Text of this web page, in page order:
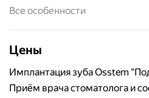
лечение периодонтита,
ортопедия, лечение кисты
протезов, цифровая
гнатология, лечение
сустава
Все особенности
Цены
Имплантация зуба Osstem